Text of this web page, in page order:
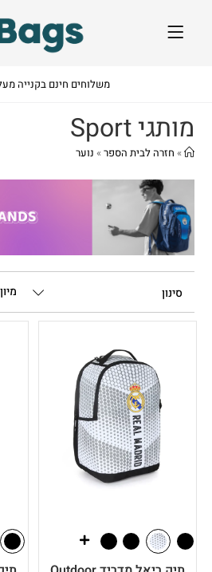
משלוחים חינם בקנייה מעל 299
מותגי Sport
» חזרה לבית הספר» נוער
סינון